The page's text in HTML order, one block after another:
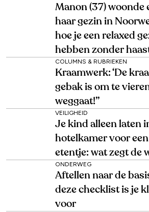
Manon (37) woonde
haar gezin in
hoe je een relaxed
hebben zonder
COLUMNS & RUBRIEKEN
Kraamwerk: ‘De
gebak is om te
weggaat!’’
VEILIGHEID
Je kind alleen laten
hotelkamer voor
etentje: wat zegt de
ONDERWEG
Aftellen naar de
deze checklist is je
voor